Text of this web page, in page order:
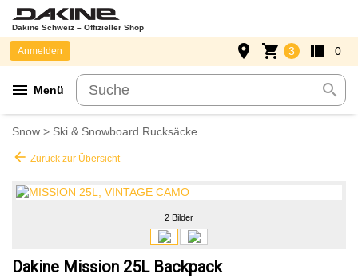
Dakine Schweiz – Offizieller Shop
menu Menü search
Anmelden place shopping_cart 3 view_list 0
Snow > Ski & Snowboard Rucksäcke
arrow_back Zurück zur Übersicht
2 Bilder
Dakine Mission 25L Backpack